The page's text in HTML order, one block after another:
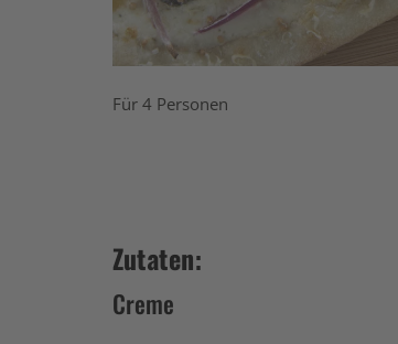
Für 4 Personen
Zutaten:
Creme